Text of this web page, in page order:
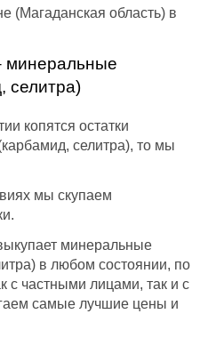
(Магаданская область) в
минеральные
селитра)
копятся остатки
селитра), то мы
мы скупаем
минеральные
в любом состоянии, по
с частными лицами, так и с
самые лучшие цены и